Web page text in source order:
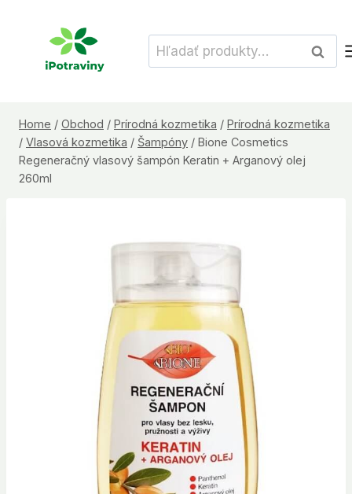
Hľadať:
Home / Obchod / Prírodná kozmetika / Prírodná kozmetika
/ Vlasová kozmetika / Šampóny / Bione Cosmetics
Regeneračný vlasový šampón Keratin + Arganový olej
260ml